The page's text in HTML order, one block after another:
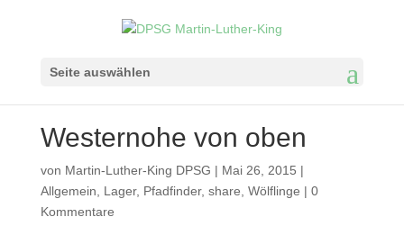
Seite auswählen
Westernohe von oben
von Martin-Luther-King DPSG | Mai 26, 2015 |
Allgemein
Lager, Pfadfinder, share Wölflinge | 0
Kommentare